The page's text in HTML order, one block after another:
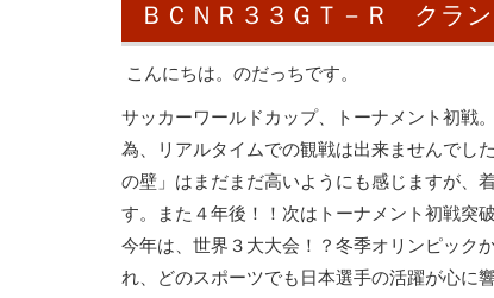
ＢＣＮＲ３３ＧＴ－Ｒ クラ
こんにちは。のだっちです。
サッカーワールドカップ、トーナメント初戦
為、リアルタイムでの観戦は出来ませんでし
の壁」はまだまだ高いようにも感じますが、
す。また４年後！！次はトーナメント初戦突
今年は、世界３大大会！？冬季オリンピック
れ、どのスポーツでも日本選手の活躍が心に